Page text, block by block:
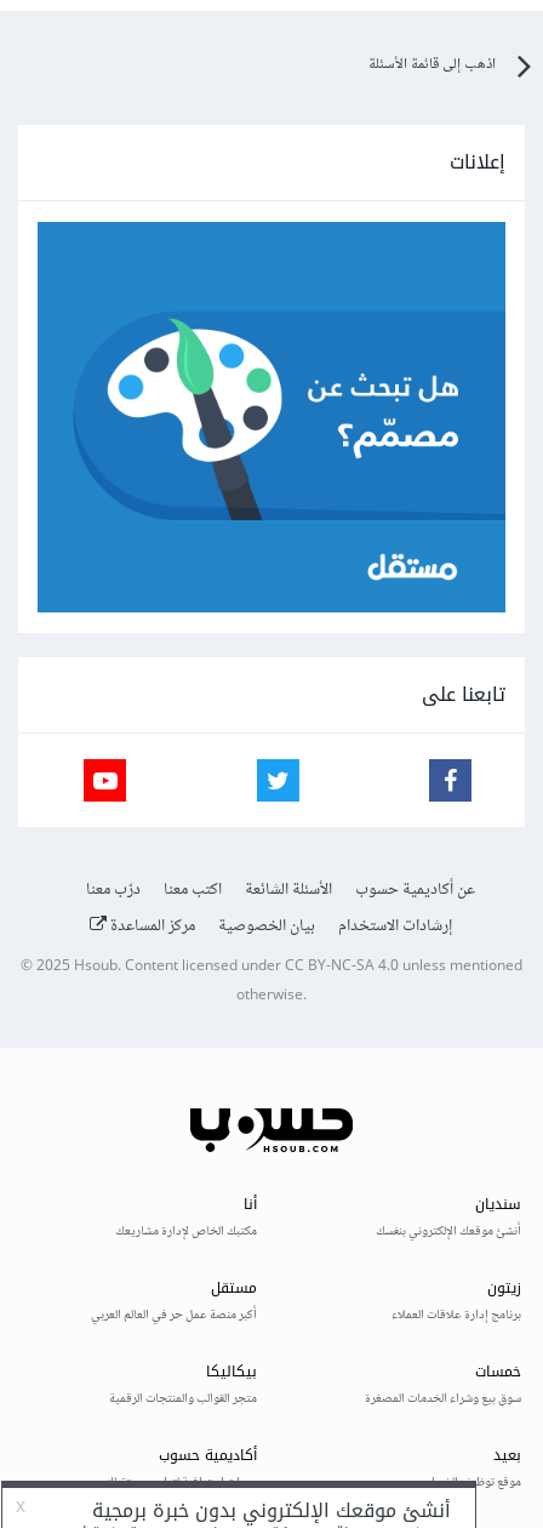
اذهب إلى قائمة الأسئلة
إعلانات
تابعنا على
عن أكاديمية حسوب الأسئلة الشائعة اكتب معنا
درّب معنا
إرشادات الاستخدام
بيان الخصوصية مركز المساعدة
© 2025Hsoub.Content licensed underCC BY-NC-SA 4.0unless mentioned
otherwise.